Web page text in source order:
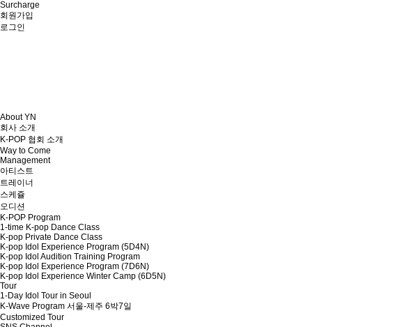
Surcharge
회원가입
로그인
About YN
회사 소개
K-POP 협회 소개
Way to Come
Management
아티스트
트레이너
스케쥴
오디션
K-POP Program
1-time K-pop Dance Class
K-pop Private Dance Class
K-pop Idol Experience Program (5D4N)
K-pop Idol Audition Training Program
K-pop Idol Experience Program (7D6N)
K-pop Idol Experience Winter Camp (6D5N)
Tour
1-Day Idol Tour in Seoul
K-Wave Program 서울-제주 6박7일
Customized Tour